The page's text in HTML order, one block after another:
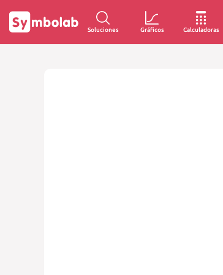
Soluciones Gráficos Calculadoras